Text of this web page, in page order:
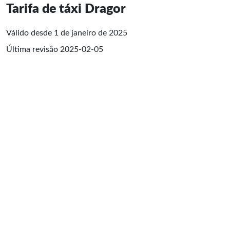
Tarifa de táxi Dragor
Válido desde 1 de janeiro de 2025
Última revisão 2025-02-05